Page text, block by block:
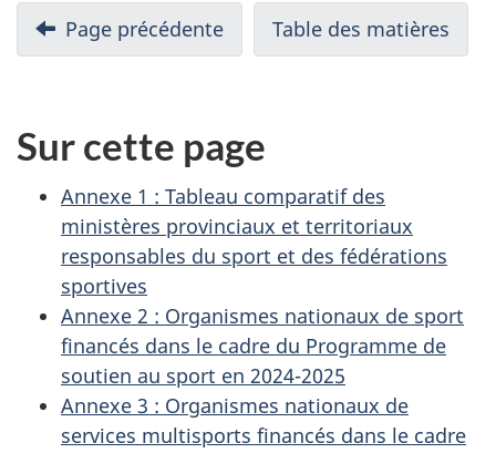
N
a
v
i
Page précédente
Chapitre
Mandat
processus
de
la
Table des matières
Sur cette page
Annexe 1 : Tableau comparatif des
ministères provinciaux et territoriaux
responsables du sport et des fédérations
sportives
Annexe 2 : Organismes nationaux de sport
financés dans le cadre du Programme de
soutien au sport en 2024-2025
Annexe 3 : Organismes nationaux de
services multisports financés dans le cadre